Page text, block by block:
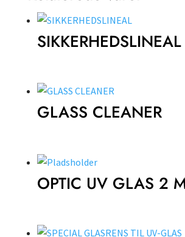
SIKKERHEDSLINEAL
GLASS CLEANER
OPTIC UV GLAS 2